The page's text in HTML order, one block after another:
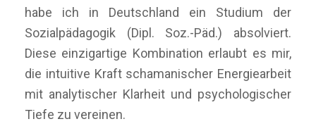
habe ich in Deutschland ein Studium der
Sozialpädagogik (Dipl. Soz.-Päd.) absolviert.
Diese einzigartige Kombination erlaubt es mir,
die intuitive Kraft schamanischer Energiearbeit
mit analytischer Klarheit und psychologischer
Tiefe zu vereinen.